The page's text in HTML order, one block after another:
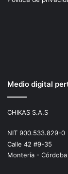
Medio digital
CHIKAS S.A.S
NIT 900.533.829-0
Calle 42 #9-35
Montería - Córdoba